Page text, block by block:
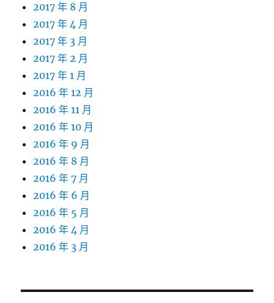
2017 年 8 月
2017 年 4 月
2017 年 3 月
2017 年 2 月
2017 年 1 月
2016 年 12 月
2016 年 11 月
2016 年 10 月
2016 年 9 月
2016 年 8 月
2016 年 7 月
2016 年 6 月
2016 年 5 月
2016 年 4 月
2016 年 3 月